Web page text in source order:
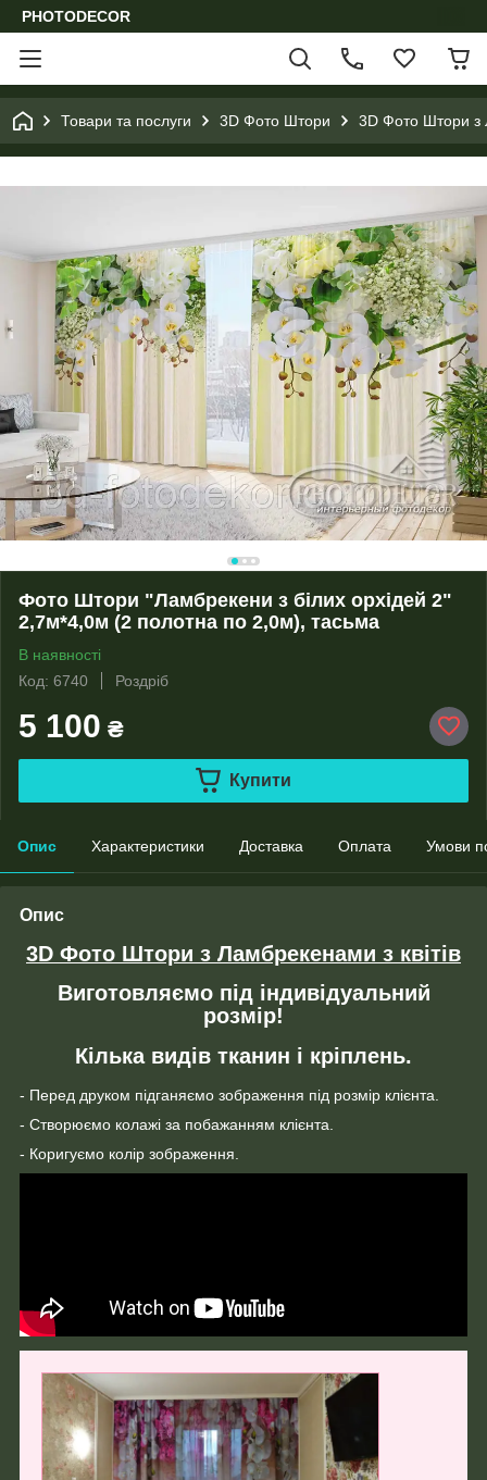
PHOTODECOR
Товари та послуги 3D Фото Штори 3D Фото Штори з
Фото Штори "Ламбрекени з білих орхідей 2"
2,7м*4,0м (2 полотна по 2,0м), тасьма
В наявності
Код: 6740
Роздріб
5 100 ₴
Купити
Опис Характеристики Доставка Оплата Умови
Опис
3D Фото Штори з Ламбрекенами з квітів
Виготовляємо під індивідуальний
розмір!
Кілька видів тканин і кріплень.
- Перед друком підганяємо зображення під розмір клієнта.
- Створюємо колажі за побажанням клієнта.
- Коригуємо колір зображення.